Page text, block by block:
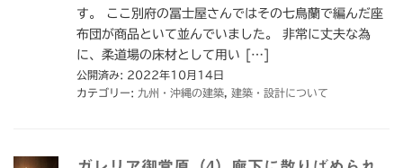
す。 ここ別府の冨士屋さんではその七鳥蘭で編んだ座
布団が商品といて並んでいました。 非常に丈夫な為
に、柔道場の床材として用い […]
公開済み: 2022年10月14日
カテゴリー: 九州・沖縄の建築 建築・設計について